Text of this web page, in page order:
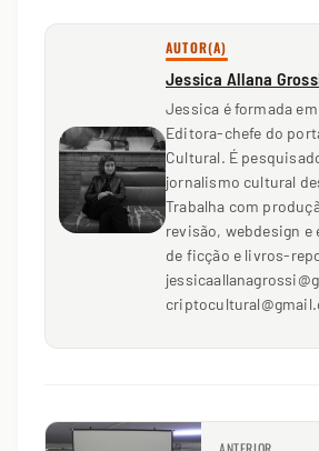
AUTOR(A)
Jessica Allana
Jessica é formada
Editora-chefe do
Cultural. É
jornalismo cultural
Trabalha com
revisão, webdesign e
de ficção e livros-